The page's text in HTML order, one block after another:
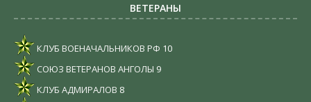
ВЕТЕРАНЫ
КЛУБ ВОЕНАЧАЛЬНИКОВ РФ 10
СОЮЗ ВЕТЕРАНОВ АНГОЛЫ 9
КЛУБ АДМИРАЛОВ 8